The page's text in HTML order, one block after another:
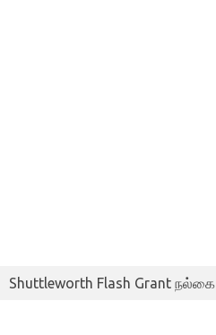
Shuttleworth Flash Grant நல்கை